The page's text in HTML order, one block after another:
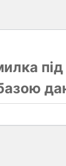
під